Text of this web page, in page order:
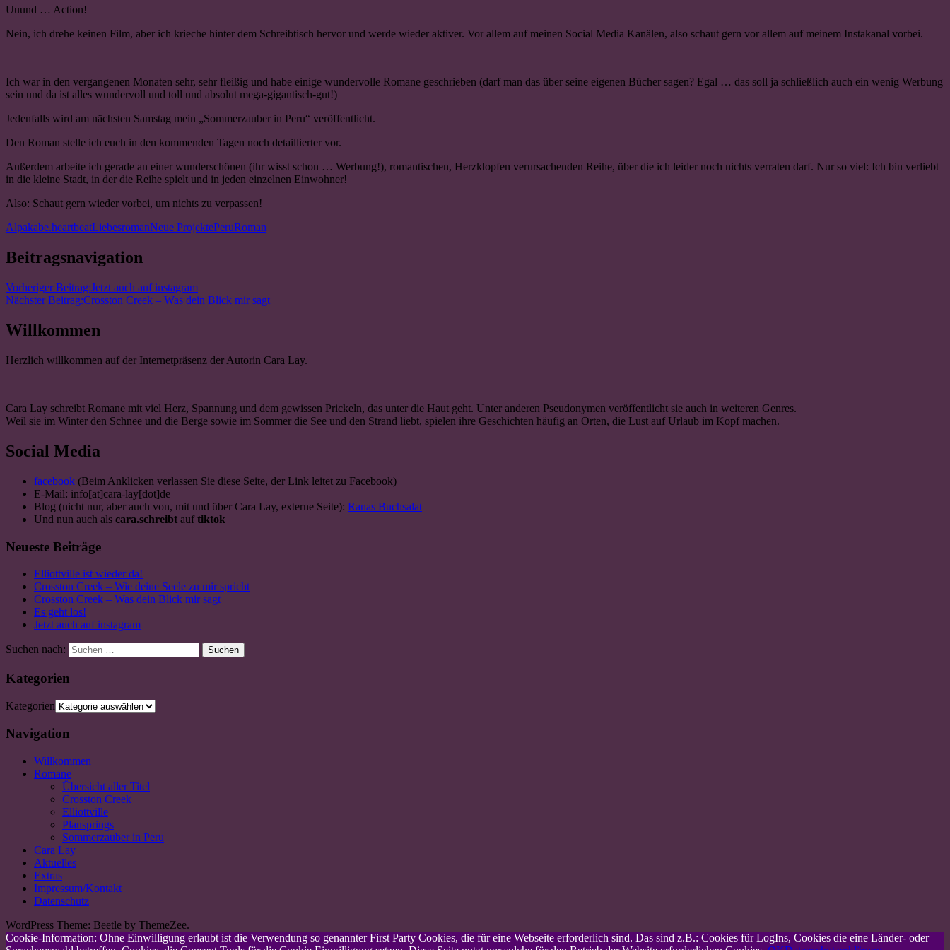
Uuund … Action!
Nein, ich drehe keinen Film, aber ich krieche hinter dem Schreibtisch hervor und werde wieder aktiver. Vor allem auf meinen Social Media Kanälen, also schaut gern vor allem auf meinem Instakanal vorbei.
Ich war in den vergangenen Monaten sehr, sehr fleißig und habe einige wundervolle Romane geschrieben (darf man das über seine eigenen Bücher sagen? Egal … das soll ja schließlich auch ein wenig Werbung
sein und da ist alles wundervoll und toll und absolut mega-gigantisch-gut!)
Jedenfalls wird am nächsten Samstag mein „Sommerzauber in Peru“ veröffentlicht.
Den Roman stelle ich euch in den kommenden Tagen noch detaillierter vor.
Außerdem arbeite ich gerade an einer wunderschönen (ihr wisst schon … Werbung!), romantischen, Herzklopfen verursachenden Reihe, über die ich leider noch nichts verraten darf. Nur so viel: Ich bin verliebt
in die kleine Stadt, in der die Reihe spielt und in jeden einzelnen Einwohner!
Also: Schaut gern wieder vorbei, um nichts zu verpassen!
Alpakabe.heartbeatLiebesromanNeue ProjektePeruRoman
Beitragsnavigation
Vorheriger Beitrag:Jetzt auch auf instagram
Nächster Beitrag:Crosston Creek – Was dein Blick mir sagt
Willkommen
Herzlich willkommen auf der Internetpräsenz der Autorin Cara Lay.
Cara Lay schreibt Romane mit viel Herz, Spannung und dem gewissen Prickeln, das unter die Haut geht. Unter anderen Pseudonymen veröffentlicht sie auch in weiteren Genres.
Weil sie im Winter den Schnee und die Berge sowie im Sommer die See und den Strand liebt, spielen ihre Geschichten häufig an Orten, die Lust auf Urlaub im Kopf machen.
Social Media
facebook (Beim Anklicken verlassen Sie diese Seite, der Link leitet zu Facebook)
E-Mail: info[at]cara-lay[dot]de
Blog (nicht nur, aber auch von, mit und über Cara Lay, externe Seite): Ranas Buchsalat
Und nun auch als cara.schreibt auf tiktok
Neueste Beiträge
Elliottville ist wieder da!
Crosston Creek – Wie deine Seele zu mir spricht
Crosston Creek – Was dein Blick mir sagt
Es geht los!
Jetzt auch auf instagram
Suchen nach: Suchen
Kategorien
Kategorien
Navigation
Willkommen
Romane
Übersicht aller Titel
Crosston Creek
Elliottville
Plansprings
Sommerzauber in Peru
Cara Lay
Aktuelles
Extras
Impressum/Kontakt
Datenschutz
WordPress Theme: Beetle by ThemeZee.
Cookie-Information: Ohne Einwilligung erlaubt ist die Verwendung so genannter First Party Cookies, die für eine Webseite erforderlich sind. Das sind z.B.: Cookies für LogIns, Cookies die eine Länder- oder